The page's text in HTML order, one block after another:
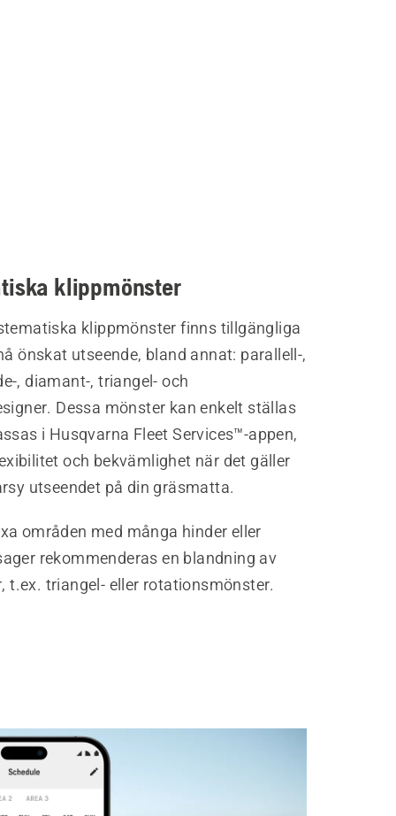
klippmönster
klippmönster finns tillgängliga
önskat utseende, bland annat: parallell-,
, diamant-, triangel- och
Dessa mönster kan enkelt ställas
i Husqvarna Fleet Services™-appen,
och bekvämlighet när det gäller
utseendet på din gräsmatta.
områden med många hinder eller
rekommenderas en blandning av
t.ex. triangel- eller rotationsmönster.